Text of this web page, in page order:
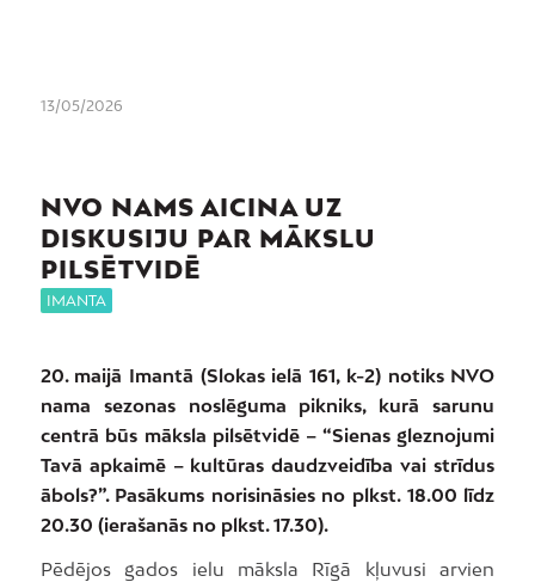
13/05/2026
NVO NAMS AICINA UZ
DISKUSIJU PAR MĀKSLU
PILSĒTVIDĒ
IMANTA
20. maijā Imantā (Slokas ielā 161, k-2) notiks NVO
nama sezonas noslēguma pikniks, kurā sarunu
centrā būs māksla pilsētvidē – “Sienas gleznojumi
Tavā apkaimē – kultūras daudzveidība vai strīdus
ābols?”. Pasākums norisināsies no plkst. 18.00 līdz
20.30 (ierašanās no plkst. 17.30).
Pēdējos gados ielu māksla Rīgā kļuvusi arvien